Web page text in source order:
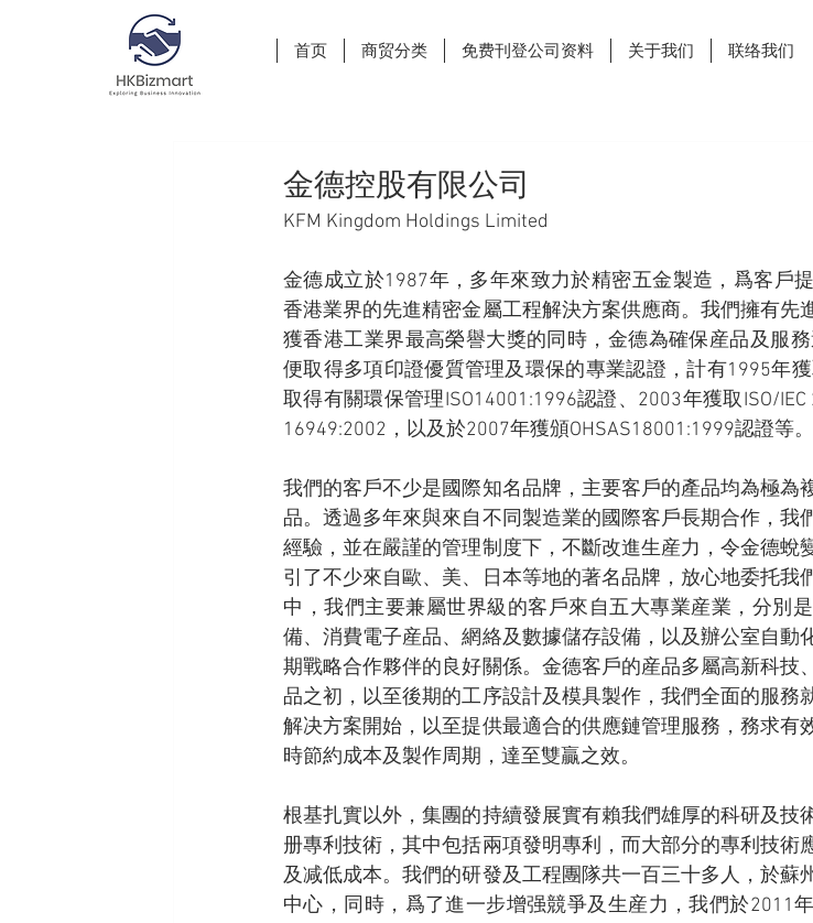
首页 商贸分类 免费刊登公司资料 关于我们 联络我们
金德控股有限公司
KFM Kingdom Holdings Limited
金德成立於1987年，多年來致力於精密五金製造，爲客戶
香港業界的先進精密金屬工程解決方案供應商。我們擁有先
獲香港工業界最高榮譽大獎的同時，金德為確保産品及服
便取得多項印證優質管理及環保的專業認證，計有1995年
取得有關環保管理ISO14001:1996認證、2003年獲取ISO/
16949:2002，以及於2007年獲頒OHSAS18001:1999認證等。
我們的客戶不少是國際知名品牌，主要客戶的產品均為極為
品。透過多年來與來自不同製造業的國際客戶長期合作，我
經驗，並在嚴謹的管理制度下，不斷改進生産力，令金德蛻
引了不少來自歐、美、日本等地的著名品牌，放心地委托我
中，我們主要兼屬世界級的客戶來自五大專業産業，分別
備、消費電子産品、網絡及數據儲存設備，以及辦公室自動
期戰略合作夥伴的良好關係。金德客戶的産品多屬高新科技
品之初，以至後期的工序設計及模具製作，我們全面的服務
解决方案開始，以至提供最適合的供應鏈管理服務，務求有
時節約成本及製作周期，達至雙贏之效。
根基扎實以外，集團的持續發展實有賴我們雄厚的科研及技
册專利技術，其中包括兩項發明專利，而大部分的專利技術
及减低成本。我們的研發及工程團隊共一百三十多人，於蘇
中心，同時，爲了進一步增强競爭及生産力，我們於2011